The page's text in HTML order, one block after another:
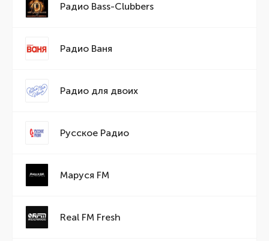
Радио Bass-Clubbers
Радио Ваня
Радио для двоих
Русское Радио
Маруся FM
Real FM Fresh